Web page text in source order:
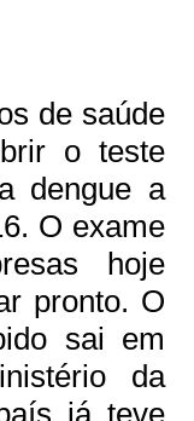
de saúde
o teste
dengue a
O exame
hoje
pronto. O
sai em
da
já teve